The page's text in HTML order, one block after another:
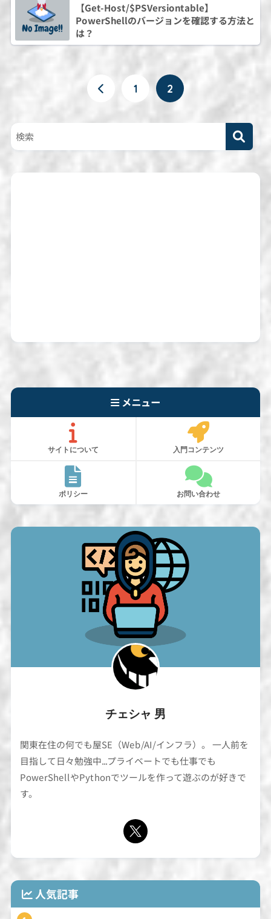
【Get-Host/$PSVersiontable】
PowerShellのバージョンを確認する方法と
は？
1 2
メニュー
サイトについて 入門コンテンツ
ポリシー お問い合わせ
チェシャ 男
関東在住の何でも屋SE（Web/AI/インフラ）。 一人前を
目指して日々勉強中...プライベートでも仕事でも
PowerShellやPythonでツールを作って遊ぶのが好きで
す。
人気記事